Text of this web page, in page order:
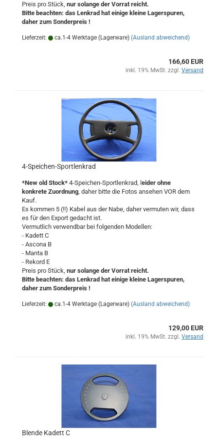
Preis pro Stück, nur solange der Vorrat reicht.
Bitte beachten: das Lenkrad hat einige kleine Lagerspuren,
daher zum Sonderpreis !
Lieferzeit: ca.1-4 Werktage (Lagerware) (Ausland abweichend)
166,60 EUR
inkl. 19% MwSt. zzgl. Versand
4-Speichen-Sportlenkrad
*New old Stock* 4-Speichen-Sportlenkrad, l eider ohne
konkrete Zuordnung, daher bitte die Fotos ansehen VOR dem
Kauf.
Es kommen 5 (!!) Kabel aus der Nabe, daher vermuten wir, dass
es für den Export gedacht ist.
Vermutlich verwendbar bei folgenden Modellen:
- Kadett C
- Ascona B
- Manta B
- Rekord E
Preis pro Stück, nur solange der Vorrat reicht.
Bitte beachten: das Lenkrad hat einige kleine Lagerspuren,
daher zum Sonderpreis !
Lieferzeit: ca.1-4 Werktage (Lagerware) (Ausland abweichend)
129,00 EUR
inkl. 19% MwSt. zzgl. Versand
Blende Kadett C